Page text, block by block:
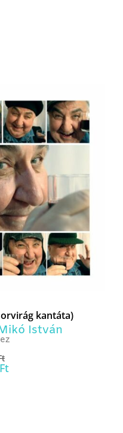
kantáta)
István
Ft